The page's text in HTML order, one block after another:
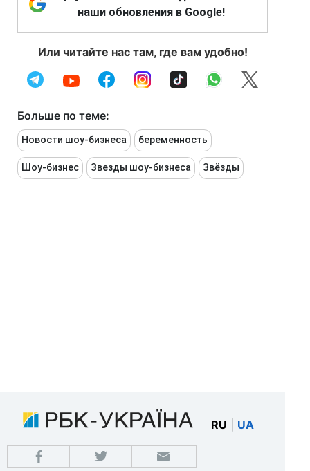
наши обновления в Google!
Или читайте нас там, где вам удобно!
Больше по теме:
Новости шоу-бизнеса беременность
Шоу-бизнес Звезды шоу-бизнеса Звёзды
RU UA